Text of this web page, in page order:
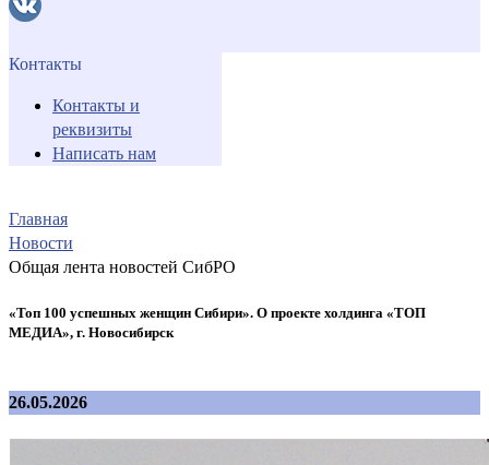
Контакты
Контакты и
реквизиты
Написать нам
Главная
Новости
Общая лента новостей СибРО
«Топ 100 успешных женщин Сибири». О проекте холдинга «ТОП
МЕДИА», г. Новосибирск
26.05.2026